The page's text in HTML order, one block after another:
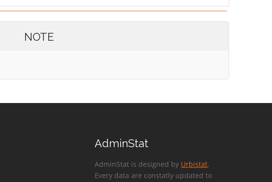
NOTE
AdminStat
AdminStat is designed by Urbistat.
Every data are constatly updated to